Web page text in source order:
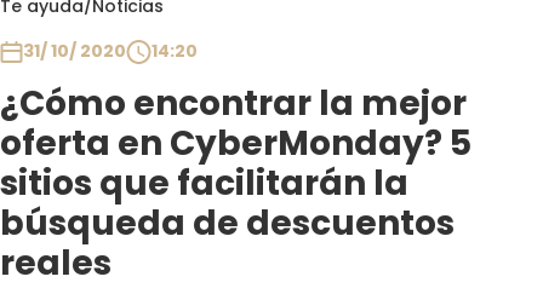
Te ayuda/Noticias
31/ 10/ 2020
14:20
¿Cómo encontrar la mejor
oferta en CyberMonday? 5
sitios que facilitarán la
búsqueda de descuentos
reales
Club De La Comedia
Contigo en Directo
Plan Perfecto
El Tiempo
Sabingo
Todos Los Programas